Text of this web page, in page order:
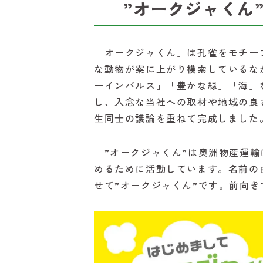
”オークジャくん
「オークジャくん」は孔雀をモチ
な動物が案に上がり模索している
ーインパルス」「豊かな緑」「海
し、入念な当社への取材や地域の
生同士の議論を重ねて完成しました
”オークジャくん”は奥洲物産運
めるために活動しています。名前
せて”オークジャくん”です。前向